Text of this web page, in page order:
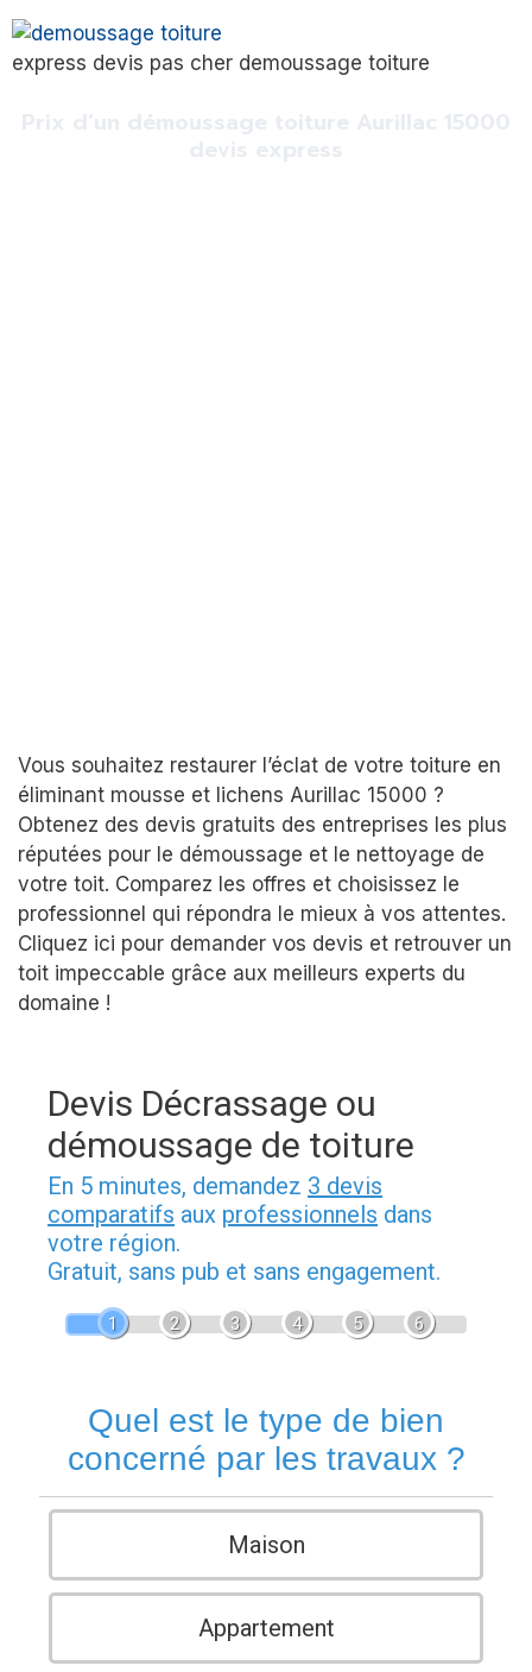
express devis pas cher demoussage toiture
Vous souhaitez restaurer l’éclat de votre toiture en
éliminant mousse et lichens Aurillac 15000 ?
Obtenez des devis gratuits des entreprises les plus
réputées pour le démoussage et le nettoyage de
votre toit. Comparez les offres et choisissez le
professionnel qui répondra le mieux à vos attentes.
Cliquez ici pour demander vos devis et retrouver un
toit impeccable grâce aux meilleurs experts du
domaine !
Devis Décrassage ou
démoussage de toiture
En 5 minutes, demandez 3 devis
comparatifs aux professionnels dans
votre région.
Gratuit, sans pub et sans engagement.
1 2 3 4 5 6
Quel est le type de bien
concerné par les travaux ?
Maison
Appartement